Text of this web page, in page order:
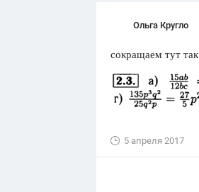
Ольга Кругло
сокращаем тут так
5 апреля 2017